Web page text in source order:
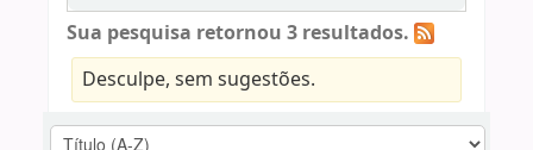
Sua pesquisa retornou 3 resultados.
Desculpe, sem sugestões.